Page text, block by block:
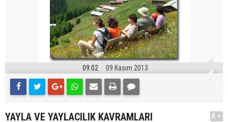
09:02 09 Kasım 2013
YAYLA VE YAYLACILIK KAVRAMLARI
A+